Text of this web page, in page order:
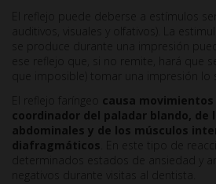
El reflejo puede deberse a estímulos
auditivos, visuales y olfativos). La
se produce durante una impresión
ese reflejo que, si no remite, hará que
que imposible) tomar una impresión lo
El reflejo faríngeo causa
coordinador del paladar blando, de
abdominales y de los músculos
diafragmáticos . En este tipo de
determinados estados de ansiedad y
negativos durante visitas al dentista.